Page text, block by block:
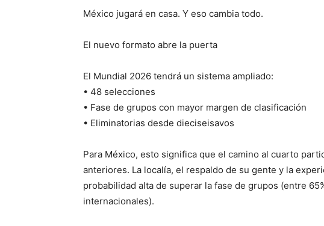
México jugará en casa. Y eso cambia todo.
El nuevo formato abre la puerta
El Mundial 2026 tendrá un sistema ampliado:
• 48 selecciones
• Fase de grupos con mayor margen de clasificación
• Eliminatorias desde dieciseisavos
Para México, esto significa que el camino al cuarto
anteriores. La localía, el respaldo de su gente y la
probabilidad alta de superar la fase de grupos (entre
internacionales).